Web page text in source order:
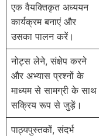
एक वैयक्तिकृत अध्ययन
कार्यक्रम बनाएं और
उसका पालन करें।
नोट्स लेने, संक्षेप करने
और अभ्यास प्रश्नों के
माध्यम से सामग्री के साथ
सक्रिय रूप से जुड़ें।
पाठ्यपुस्तकों, संदर्भ